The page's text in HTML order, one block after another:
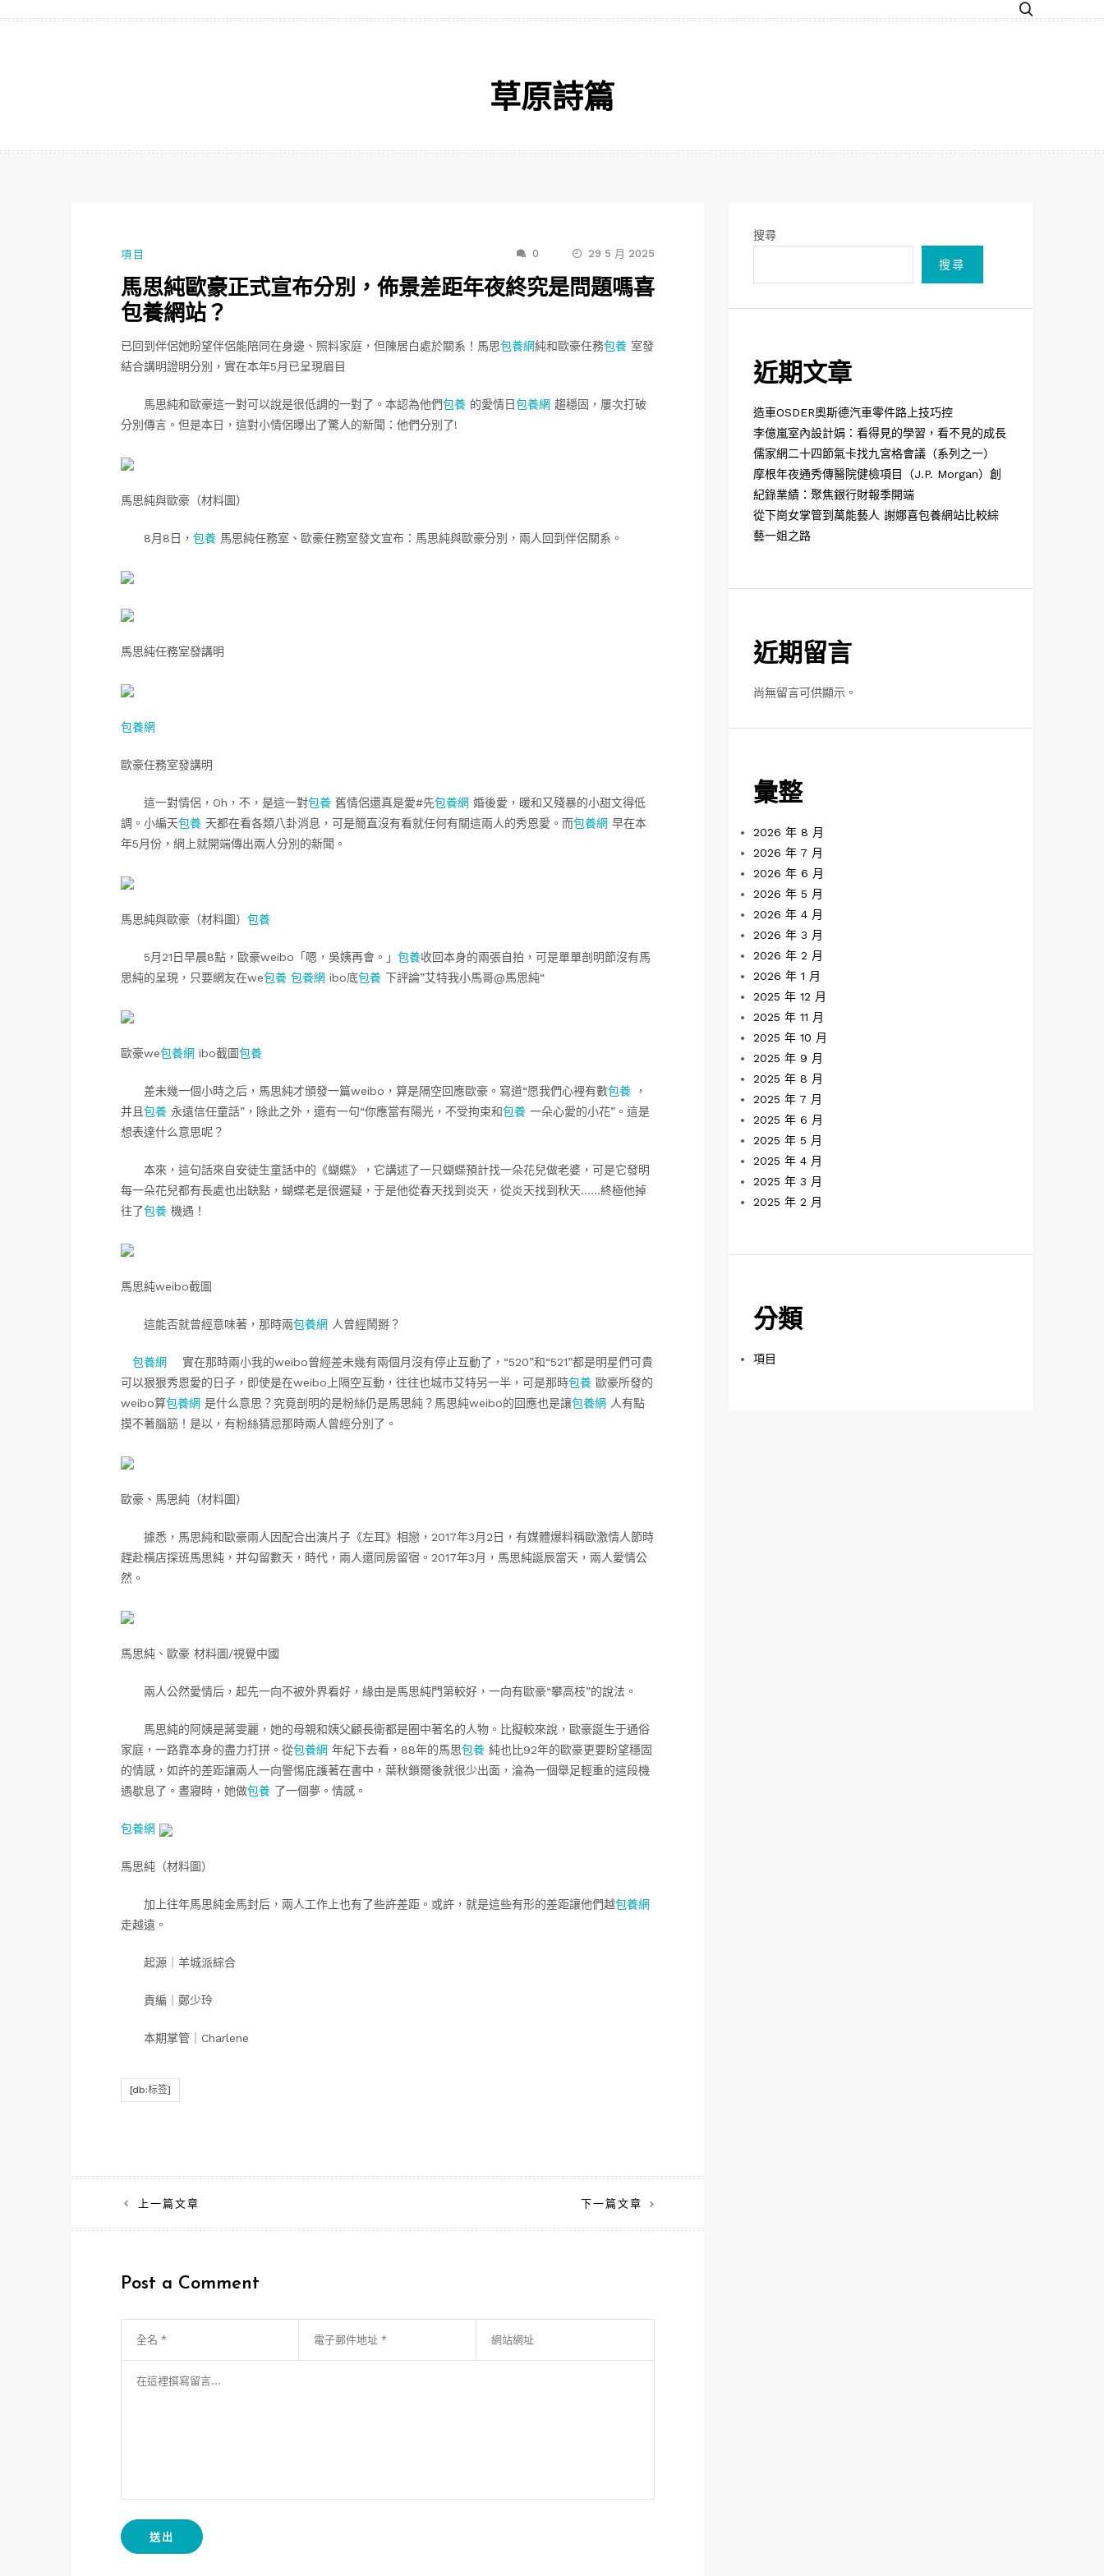
草原詩篇
項目 0 29 5 月 2025
馬思純歐豪正式宣布分別，佈景差距年夜終究是問題嗎喜
包養網站？
已回到伴侶她盼望伴侶能陪同在身邊、照料家庭，但陳居白處於關系！馬思包養網純和歐豪任務包養 室發
結合講明證明分別，實在本年5月已呈現眉目
馬思純和歐豪這一對可以說是很低調的一對了。本認為他們包養 的愛情日包養網 趨穩固，屢次打破
分別傳言。但是本日，這對小情侶曝出了驚人的新聞：他們分別了!
馬思純與歐豪（材料圖）
8月8日， 包養 馬思純任務室、歐豪任務室發文宣布：馬思純與歐豪分別，兩人回到伴侶關系。
馬思純任務室發講明
包養網
歐豪任務室發講明
這一對情侶，Oh，不，是這一對包養 舊情侶還真是愛#先包養網 婚後愛，暖和又殘暴的小甜文得低
調。小編天包養 天都在看各類八卦消息，可是簡直沒有看就任何有關這兩人的秀恩愛。而包養網 早在本
年5月份，網上就開端傳出兩人分別的新聞。
馬思純與歐豪（材料圖） 包養
5月21日早晨8點，歐豪weibo「嗯，吳姨再會。」 包養收回本身的兩張自拍，可是單單剖明節沒有馬
思純的呈現，只要網友在we包養 包養網 ibo底包養 下評論”艾特我小馬哥@馬思純“
歐豪we包養網 ibo截圖包養
差未幾一個小時之后，馬思純才頒發一篇weibo，算是隔空回應歐豪。寫道“愿我們心裡有數包養 ，
并且 包養 永遠信任童話”，除此之外，還有一句“你應當有陽光，不受拘束和包養 一朵心愛的小花”。這是
想表達什么意思呢？
本來，這句話來自安徒生童話中的《蝴蝶》，它講述了一只蝴蝶預計找一朵花兒做老婆，可是它發明
每一朵花兒都有長處也出缺點，蝴蝶老是很遲疑，于是他從春天找到炎天，從炎天找到秋天……終極他掉
往了包養 機遇！
馬思純weibo截圖
這能否就曾經意味著，那時兩包養網 人曾經鬧掰？
包養網 實在那時兩小我的weibo曾經差未幾有兩個月沒有停止互動了，“520”和“521”都是明星們可貴
可以狠狠秀恩愛的日子，即使是在weibo上隔空互動，往往也城市艾特另一半，可是那時包養 歐豪所發的
weibo算包養網 是什么意思？究竟剖明的是粉絲仍是馬思純？馬思純weibo的回應也是讓包養網 人有點
摸不著腦筋！是以，有粉絲猜忌那時兩人曾經分別了。
歐豪、馬思純（材料圖）
據悉，馬思純和歐豪兩人因配合出演片子《左耳》相戀，2017年3月2日，有媒體爆料稱歐激情人節時
趕赴橫店探班馬思純，并勾留數天，時代，兩人還同房留宿。2017年3月，馬思純誕辰當天，兩人愛情公
然。
馬思純、歐豪 材料圖/視覺中國
兩人公然愛情后，起先一向不被外界看好，緣由是馬思純門第較好，一向有歐豪“攀高枝”的說法。
馬思純的阿姨是蔣雯麗，她的母親和姨父顧長衛都是圈中著名的人物。比擬較來說，歐豪誕生于通俗
家庭，一路靠本身的盡力打拼。從包養網 年紀下去看，88年的馬思包養 純也比92年的歐豪更要盼望穩固
的情感，如許的差距讓兩人一向警惕庇護著在書中，葉秋鎖爾後就很少出面，淪為一個舉足輕重的這段機
遇歇息了。晝寢時，她做包養 了一個夢。情感。
包養網
馬思純（材料圖）
加上往年馬思純金馬封后，兩人工作上也有了些許差距。或許，就是這些有形的差距讓他們越包養網
走越遠。
起源｜羊城派綜合
責編｜鄭少玲
本期掌管｜Charlene
[db:标签]
文
章
覽
上一篇文章 下一篇文章
Post a Comment
搜尋
搜尋
近期文章
造車OSDER奧斯德汽車零件路上技巧控
李億嵐室內設計娟：看得見的學習，看不見的成長
儒家網二十四節氣卡找九宮格會議（系列之一）
摩根年夜通秀傳醫院健檢項目（J.P. Morgan）創
紀錄業績：聚焦銀行財報季開端
從下崗女掌管到萬能藝人 謝娜喜包養網站比較綜
藝一姐之路
近期留言
尚無留言可供顯示。
彙整
2026 年 8 月
2026 年 7 月
2026 年 6 月
2026 年 5 月
2026 年 4 月
2026 年 3 月
2026 年 2 月
2026 年 1 月
2025 年 12 月
2025 年 11 月
2025 年 10 月
2025 年 9 月
2025 年 8 月
2025 年 7 月
2025 年 6 月
2025 年 5 月
2025 年 4 月
2025 年 3 月
2025 年 2 月
分類
項目